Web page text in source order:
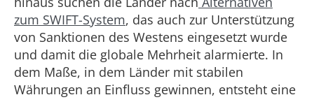
zum SWIFT-System, das auch zur Unterstützung
von Sanktionen des Westens eingesetzt wurde
und damit die globale Mehrheit alarmierte. In
dem Maße, in dem Länder mit stabilen
Währungen an Einfluss gewinnen, entsteht eine